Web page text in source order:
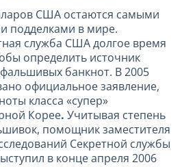
США остаются самыми
подделками в мире.
служба США долгое время
определить источник
банкнот. В 2005
официальное заявление,
класса «супер»
Корее. Учитывая степень
помощник заместителя
Секретной службы
в конце апреля 2006